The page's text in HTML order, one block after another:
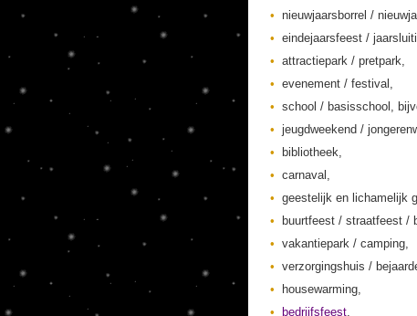
nieuwjaarsborrel /
eindejaarsfeest /
attractiepark / pretpark,
evenement / festival,
school / basisschool,
jeugdweekend /
bibliotheek,
carnaval,
geestelijk en lichamelijk
buurtfeest / straatfeest /
vakantiepark / camping,
verzorgingshuis /
housewarming,
bedrijfsfeest,